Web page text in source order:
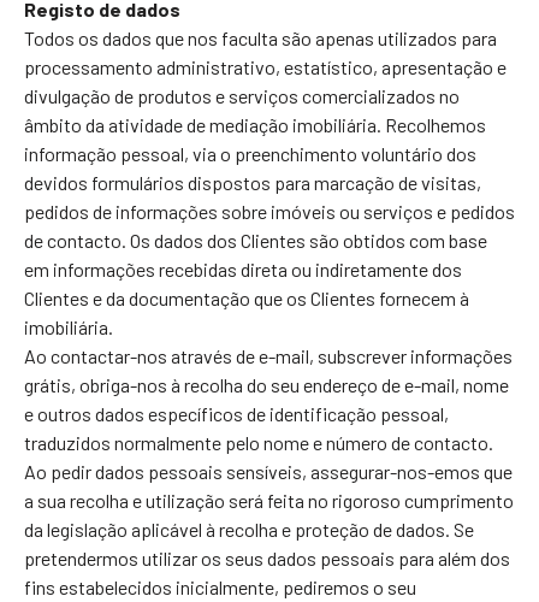
Registo de dados
Todos os dados que nos faculta são apenas utilizados para
processamento administrativo, estatístico, apresentação e
divulgação de produtos e serviços comercializados no
âmbito da atividade de mediação imobiliária. Recolhemos
informação pessoal, via o preenchimento voluntário dos
devidos formulários dispostos para marcação de visitas,
pedidos de informações sobre imóveis ou serviços e pedidos
de contacto. Os dados dos Clientes são obtidos com base
em informações recebidas direta ou indiretamente dos
Clientes e da documentação que os Clientes fornecem à
imobiliária.
Ao contactar-nos através de e-mail, subscrever informações
grátis, obriga-nos à recolha do seu endereço de e-mail, nome
e outros dados específicos de identificação pessoal,
traduzidos normalmente pelo nome e número de contacto.
Ao pedir dados pessoais sensíveis, assegurar-nos-emos que
a sua recolha e utilização será feita no rigoroso cumprimento
da legislação aplicável à recolha e proteção de dados. Se
pretendermos utilizar os seus dados pessoais para além dos
fins estabelecidos inicialmente, pediremos o seu